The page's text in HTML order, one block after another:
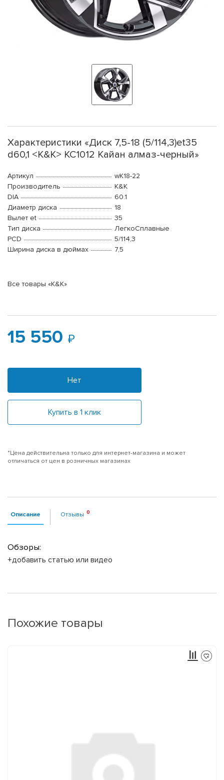
Характеристики «Диск 7,5-18 (5/114,3)et35
d60,1 <K&K> КС1012 Кайан алмаз-черный»
Артикул
wK18-22
Производитель
K&K
DIA
60.1
Диаметр диска
18
Вылет et
35
Тип диска
ЛегкоСплавные
PCD
5/114,3
Ширина диска в дюймах
7,5
Все товары «K&K»
15 550
Нет
Купить в 1 клик
*Цена действительна только для интернет-магазина и может
отличаться от цен в розничных магазинах
Описание Отзывы
Обзоры:
+добавить статью или видео
Похожие товары